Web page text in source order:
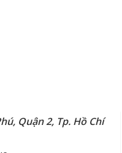
Quận 2, Tp. Hồ Chí